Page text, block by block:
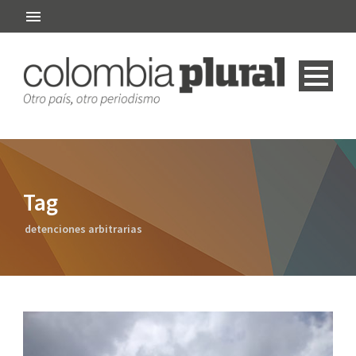
Tag
detenciones arbitrarias